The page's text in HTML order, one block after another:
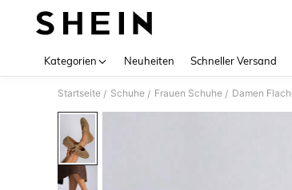
Kategorien Neuheiten Schneller Versand
Startseite / Schuhe / Frauen Schuhe / Damen